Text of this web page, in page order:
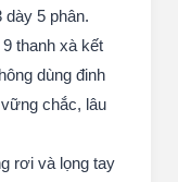
dày 5 phân.
thanh xà kết
dùng đinh
chắc, lâu
rơi và lọng tay